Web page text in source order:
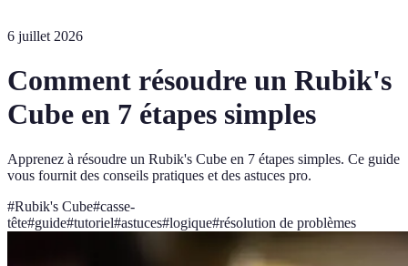
6 juillet 2026
Comment résoudre un Rubik's
Cube en 7 étapes simples
Apprenez à résoudre un Rubik's Cube en 7 étapes simples. Ce guide
vous fournit des conseils pratiques et des astuces pro.
#Rubik's Cube#casse-
tête#guide#tutoriel#astuces#logique#résolution de problèmes